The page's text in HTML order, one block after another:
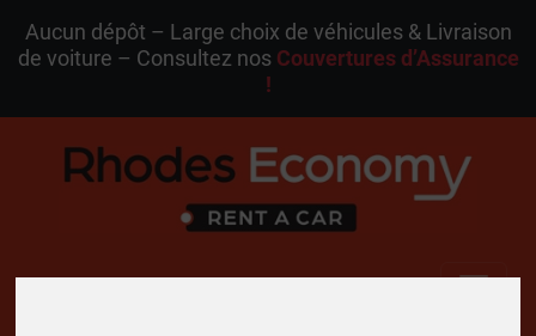
Aucun dépôt – Large choix de véhicules & Livraison
de voiture – Consultez nos Couvertures d’Assurance
!
MENU